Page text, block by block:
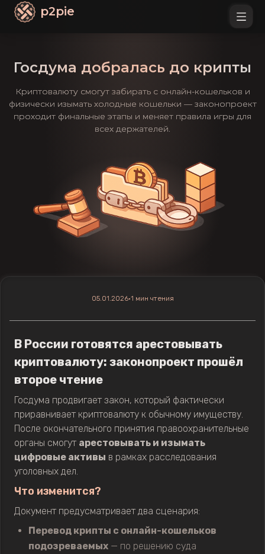
p2pie
Госдума добралась до крипты
Криптовалюту смогут забирать с онлайн-кошельков и
физически изымать холодные кошельки — законопроект
проходит финальные этапы и меняет правила игры для
всех держателей.
05.01.2026•1 мин чтения
В России готовятся арестовывать
криптовалюту: законопроект прошёл
второе чтение
Госдума продвигает закон, который фактически
приравнивает криптовалюту к обычному имуществу.
После окончательного принятия правоохранительные
органы смогут арестовывать и изымать
цифровые активы в рамках расследования
уголовных дел.
Что изменится?
Документ предусматривает два сценария:
Перевод крипты с онлайн-кошельков
подозреваемых — по решению суда